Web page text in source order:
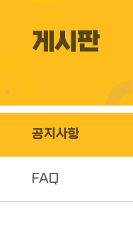
게시판
공지사항
FAQ